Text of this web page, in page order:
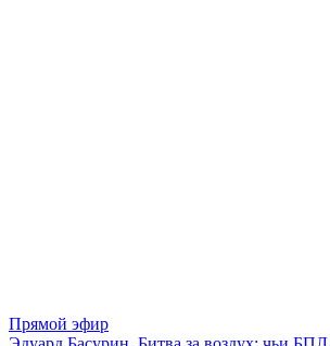
Прямой эфир